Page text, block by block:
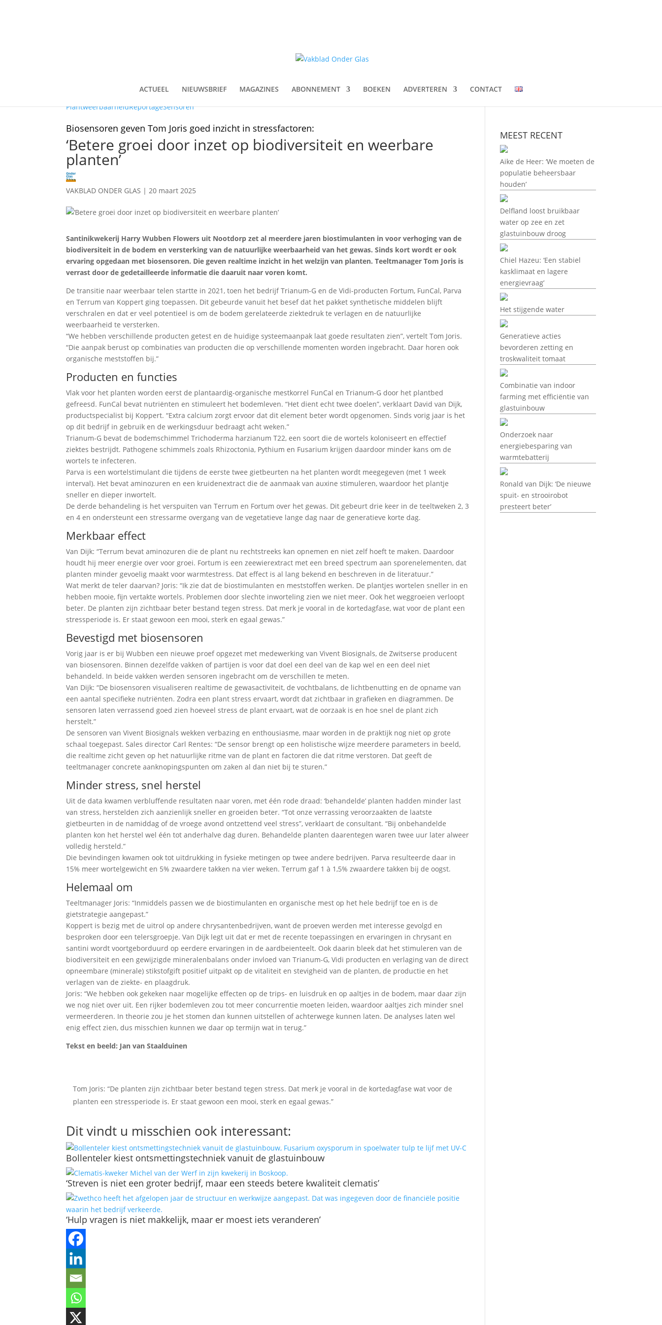
ACTUEEL NIEUWSBRIEF MAGAZINES ABONNEMENT BOEKEN ADVERTEREN
CONTACT
PlantweerbaarheidReportageSensoren
Biosensoren geven Tom Joris goed inzicht in stressfactoren:
‘Betere groei door inzet op biodiversiteit en weerbare
planten’
VAKBLAD ONDER GLAS |20 maart 2025
Santinikwekerij Harry Wubben Flowers uit Nootdorp zet al meerdere jaren biostimulanten in voor verhoging van de
biodiversiteit in de bodem en versterking van de natuurlijke weerbaarheid van het gewas. Sinds kort wordt er ook
ervaring opgedaan met biosensoren. Die geven realtime inzicht in het welzijn van planten. Teeltmanager Tom Joris is
verrast door de gedetailleerde informatie die daaruit naar voren komt.
De transitie naar weerbaar telen startte in 2021, toen het bedrijf Trianum-G en de Vidi-producten Fortum, FunCal, Parva
en Terrum van Koppert ging toepassen. Dit gebeurde vanuit het besef dat het pakket synthetische middelen blijft
verschralen en dat er veel potentieel is om de bodem gerelateerde ziektedruk te verlagen en de natuurlijke
weerbaarheid te versterken.
“We hebben verschillende producten getest en de huidige systeemaanpak laat goede resultaten zien”, vertelt Tom Joris.
“Die aanpak berust op combinaties van producten die op verschillende momenten worden ingebracht. Daar horen ook
organische meststoffen bij.”
Producten en functies
Vlak voor het planten worden eerst de plantaardig-organische mestkorrel FunCal en Trianum-G door het plantbed
gefreesd. FunCal bevat nutriënten en stimuleert het bodemleven. “Het dient echt twee doelen”, verklaart David van Dijk,
productspecialist bij Koppert. “Extra calcium zorgt ervoor dat dit element beter wordt opgenomen. Sinds vorig jaar is het
op dit bedrijf in gebruik en de werkingsduur bedraagt acht weken.”
Trianum-G bevat de bodemschimmel Trichoderma harzianum T22, een soort die de wortels koloniseert en effectief
ziektes bestrijdt. Pathogene schimmels zoals Rhizoctonia, Pythium en Fusarium krijgen daardoor minder kans om de
wortels te infecteren.
Parva is een wortelstimulant die tijdens de eerste twee gietbeurten na het planten wordt meegegeven (met 1 week
interval). Het bevat aminozuren en een kruidenextract die de aanmaak van auxine stimuleren, waardoor het plantje
sneller en dieper inwortelt.
De derde behandeling is het verspuiten van Terrum en Fortum over het gewas. Dit gebeurt drie keer in de teeltweken 2, 3
en 4 en ondersteunt een stressarme overgang van de vegetatieve lange dag naar de generatieve korte dag.
Merkbaar effect
Van Dijk: “Terrum bevat aminozuren die de plant nu rechtstreeks kan opnemen en niet zelf hoeft te maken. Daardoor
houdt hij meer energie over voor groei. Fortum is een zeewierextract met een breed spectrum aan sporenelementen, dat
planten minder gevoelig maakt voor warmtestress. Dat effect is al lang bekend en beschreven in de literatuur.”
Wat merkt de teler daarvan? Joris: “Ik zie dat de biostimulanten en meststoffen werken. De plantjes wortelen sneller in en
hebben mooie, fijn vertakte wortels. Problemen door slechte inworteling zien we niet meer. Ook het weggroeien verloopt
beter. De planten zijn zichtbaar beter bestand tegen stress. Dat merk je vooral in de kortedagfase, wat voor de plant een
stressperiode is. Er staat gewoon een mooi, sterk en egaal gewas.”
Bevestigd met biosensoren
Vorig jaar is er bij Wubben een nieuwe proef opgezet met medewerking van Vivent Biosignals, de Zwitserse producent
van biosensoren. Binnen dezelfde vakken of partijen is voor dat doel een deel van de kap wel en een deel niet
behandeld. In beide vakken werden sensoren ingebracht om de verschillen te meten.
Van Dijk: “De biosensoren visualiseren realtime de gewasactiviteit, de vochtbalans, de lichtbenutting en de opname van
een aantal specifieke nutriënten. Zodra een plant stress ervaart, wordt dat zichtbaar in grafieken en diagrammen. De
sensoren laten verrassend goed zien hoeveel stress de plant ervaart, wat de oorzaak is en hoe snel de plant zich
herstelt.”
De sensoren van Vivent Biosignals wekken verbazing en enthousiasme, maar worden in de praktijk nog niet op grote
schaal toegepast. Sales director Carl Rentes: “De sensor brengt op een holistische wijze meerdere parameters in beeld,
die realtime zicht geven op het natuurlijke ritme van de plant en factoren die dat ritme verstoren. Dat geeft de
teeltmanager concrete aanknopingspunten om zaken al dan niet bij te sturen.”
Minder stress, snel herstel
Uit de data kwamen verbluffende resultaten naar voren, met één rode draad: ‘behandelde’ planten hadden minder last
van stress, herstelden zich aanzienlijk sneller en groeiden beter. “Tot onze verrassing veroorzaakten de laatste
gietbeurten in de namiddag of de vroege avond ontzettend veel stress”, verklaart de consultant. “Bij onbehandelde
planten kon het herstel wel één tot anderhalve dag duren. Behandelde planten daarentegen waren twee uur later alweer
volledig hersteld.”
Die bevindingen kwamen ook tot uitdrukking in fysieke metingen op twee andere bedrijven. Parva resulteerde daar in
15% meer wortelgewicht en 5% zwaardere takken na vier weken. Terrum gaf 1 à 1,5% zwaardere takken bij de oogst.
Helemaal om
Teeltmanager Joris: “Inmiddels passen we de biostimulanten en organische mest op het hele bedrijf toe en is de
gietstrategie aangepast.”
Koppert is bezig met de uitrol op andere chrysantenbedrijven, want de proeven werden met interesse gevolgd en
besproken door een telersgroepje. Van Dijk legt uit dat er met de recente toepassingen en ervaringen in chrysant en
santini wordt voortgeborduurd op eerdere ervaringen in de aardbeienteelt. Ook daarin bleek dat het stimuleren van de
biodiversiteit en een gewijzigde mineralenbalans onder invloed van Trianum-G, Vidi producten en verlaging van de direct
opneembare (minerale) stikstofgift positief uitpakt op de vitaliteit en stevigheid van de planten, de productie en het
verlagen van de ziekte- en plaagdruk.
Joris: “We hebben ook gekeken naar mogelijke effecten op de trips- en luisdruk en op aaltjes in de bodem, maar daar zijn
we nog niet over uit. Een rijker bodemleven zou tot meer concurrentie moeten leiden, waardoor aaltjes zich minder snel
vermeerderen. In theorie zou je het stomen dan kunnen uitstellen of achterwege kunnen laten. De analyses laten wel
enig effect zien, dus misschien kunnen we daar op termijn wat in terug.”
Tekst en beeld: Jan van Staalduinen
Tom Joris: “De planten zijn zichtbaar beter bestand tegen stress. Dat merk je vooral in de kortedagfase wat voor de
planten een stressperiode is. Er staat gewoon een mooi, sterk en egaal gewas.”
Dit vindt u misschien ook interessant:
Bollenteler kiest ontsmettingstechniek vanuit de glastuinbouw
‘Streven is niet een groter bedrijf, maar een steeds betere kwaliteit clematis’
‘Hulp vragen is niet makkelijk, maar er moest iets veranderen’
MEEST RECENT
Aike de Heer: ‘We moeten de
populatie beheersbaar
houden’
Delfland loost bruikbaar
water op zee en zet
glastuinbouw droog
Chiel Hazeu: ‘Een stabiel
kasklimaat en lagere
energievraag’
Het stijgende water
Generatieve acties
bevorderen zetting en
troskwaliteit tomaat
Combinatie van indoor
farming met efficiëntie van
glastuinbouw
Onderzoek naar
energiebesparing van
warmtebatterij
Ronald van Dijk: ‘De nieuwe
spuit- en strooirobot
presteert beter’